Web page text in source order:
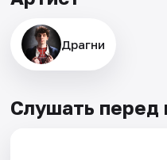
Драгни
Слушать перед